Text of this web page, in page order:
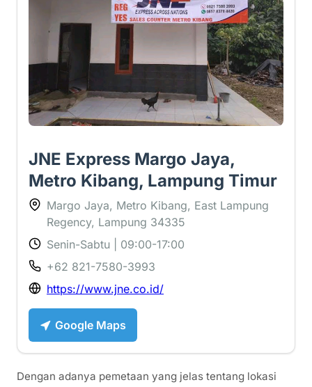
JNE Express Margo Jaya,
Metro Kibang, Lampung Timur
Margo Jaya, Metro Kibang, East Lampung
Regency, Lampung 34335
Senin-Sabtu | 09:00-17:00
+62 821-7580-3993
https://www.jne.co.id/
Google Maps
Dengan adanya pemetaan yang jelas tentang lokasi